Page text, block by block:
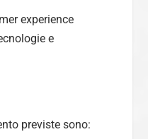
experience
e
previste sono: